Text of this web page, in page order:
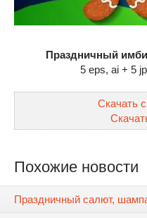
Праздничный
5 eps, ai + 5
Скачать с
Похожие новости
Праздничный салют,